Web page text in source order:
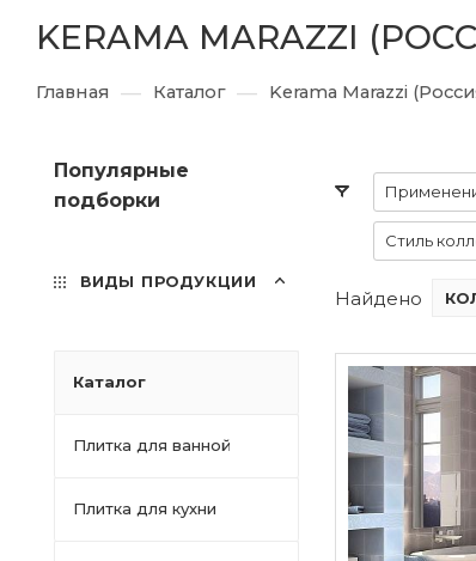
KERAMA MARAZZI
Главная — Каталог — Kerama Marazzi
Популярные
подборки
ВИДЫ ПРОДУКЦИИ
Каталог
Плитка для ванной
Плитка для кухни
Стиль
Найдено